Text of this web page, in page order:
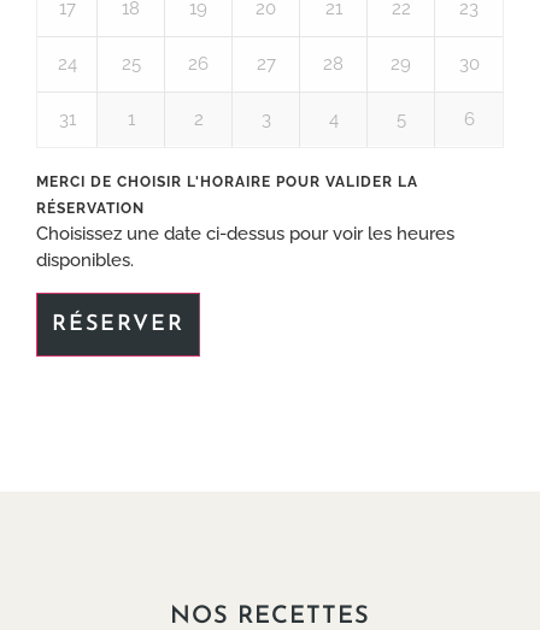
17 18 19 20 21 22 23
24 25 26 27 28 29 30
31 1 2 3 4 5 6
Choisissez une date ci-dessus pour voir les heures
disponibles.
RÉSERVER
NOS RECETTES